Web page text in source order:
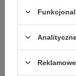
ZWROTY I REKLAMACJE